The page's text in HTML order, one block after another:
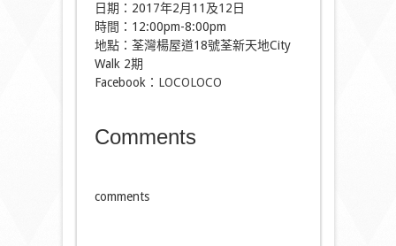
日期：2017年2月11及12日
時間：12:00pm-8:00pm
地點：荃灣楊屋道18號荃新天地City
Walk 2期
Facebook： LOCOLOCO
Comments
comments